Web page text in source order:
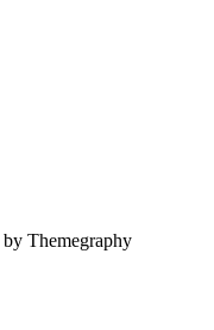
by Themegraphy